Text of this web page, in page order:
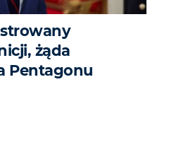
żąda
Pentagonu